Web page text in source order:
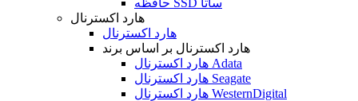
حافظه SSD ساتا
هارد اکسترنال
هارد اکسترنال
هارد اکسترنال بر اساس برند
هارد اکسترنال Adata
هارد اکسترنال Seagate
هارد اکسترنال WesternDigital